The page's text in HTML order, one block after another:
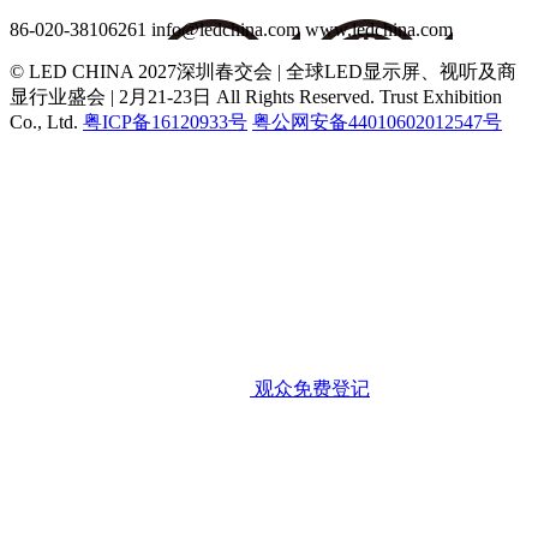
86-020-38106261 info@ledchina.com www.ledchina.com
© LED CHINA 2027深圳春交会 | 全球LED显示屏、视听及商
显行业盛会 | 2月21-23日 All Rights Reserved. Trust Exhibition
Co., Ltd. 粤ICP备16120933号 粤公网安备44010602012547号
观众免费登记